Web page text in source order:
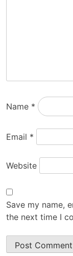
Name *
Email *
Website
Save my name,
the next time I